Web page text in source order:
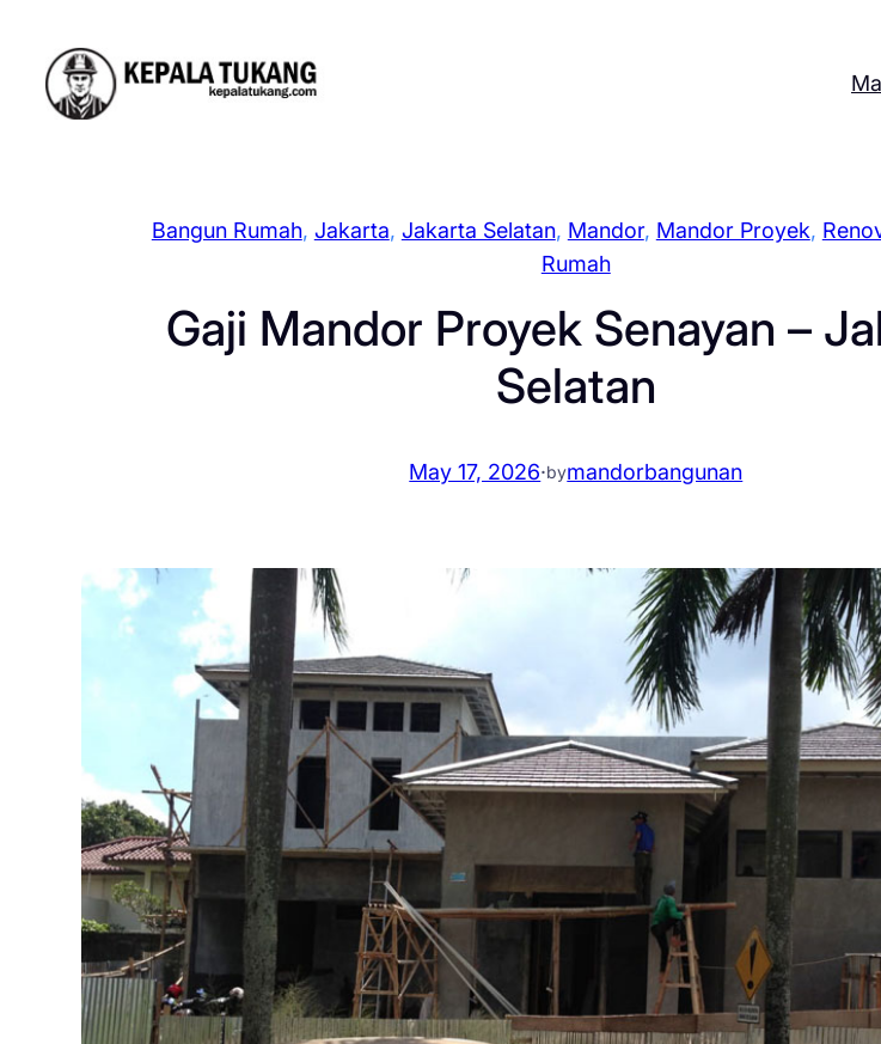
content
Bangun Rumah, Jakarta, Jakarta Selatan, Mandor, Mandor Proyek,
Rumah
Gaji Mandor Proyek Senayan –
Selatan
May 17, 2026·bymandorbangunan